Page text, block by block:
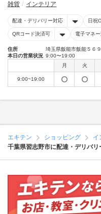
雑貨 インテリア
配達・デリバリー対応 日祝
QRコード決済可 電子マネ
住所
埼玉県飯能市飯能５６
本日の営業状況 9:00〜19:00
月
火
9:00~19:00
エキテン ショッピング
イ
千葉県習志野市に配達・デリバ